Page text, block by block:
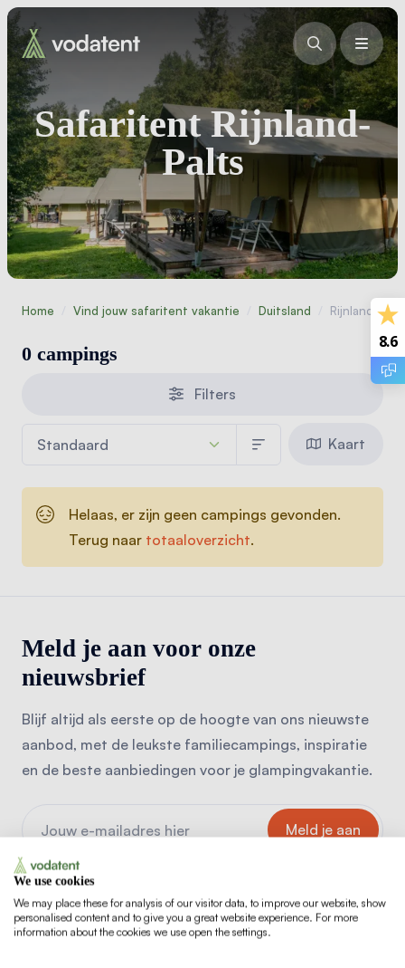
Safaritent Rijnland-
Palts
Home Vind jouw safaritent vakantie Duitsland Rijnland-Palts
0 campings
Filters
Kaart
Helaas, er zijn geen campings gevonden.
Terug naar totaaloverzicht.
Meld je aan voor onze
nieuwsbrief
Blijf altijd als eerste op de hoogte van ons nieuwste
aanbod, met de leukste familiecampings, inspiratie
en de beste aanbiedingen voor je glampingvakantie.
Beschermd door reCAPTCHA.
gebruiksvoorwaarden
8.6
We use cookies
We may place these for analysis of our visitor data, to improve our website, show
personalised content and to give you a great website experience. For more
information about the cookies we use open the settings.